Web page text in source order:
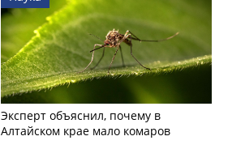
Эксперт объяснил, почему в
Алтайском крае мало комаров